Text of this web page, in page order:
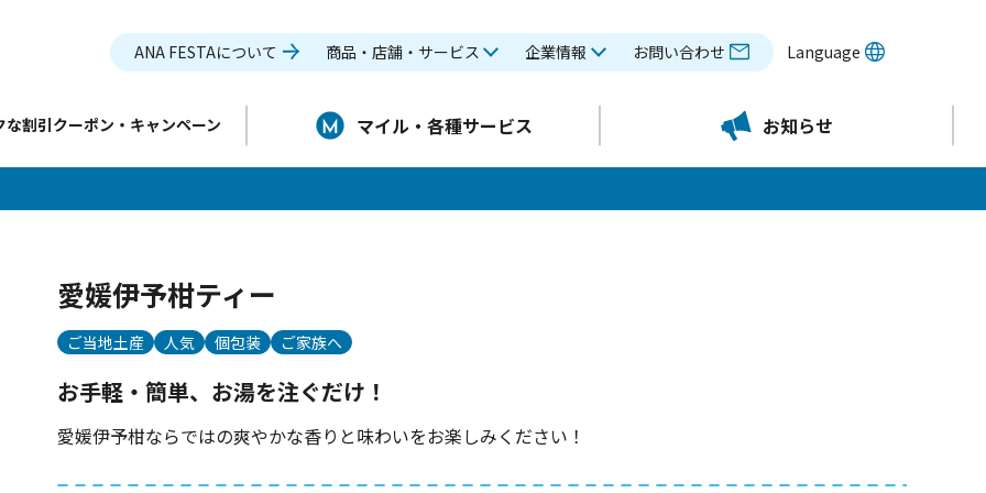
ANA FESTAについて 商品・店舗・サービス 企業情報 お問い合わせ Language
な割引クーポン・キャンペーン マイル・各種サービス お知らせ
愛媛伊予柑ティー
ご当地土産 人気 個包装 ご家族へ
お手軽・簡単、お湯を注ぐだけ！
愛媛伊予柑ならではの爽やかな香りと味わいをお楽しみください！